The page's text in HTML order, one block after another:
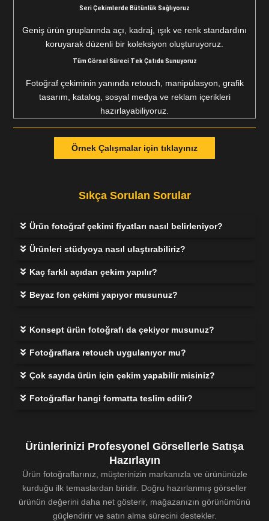
Seri Çekimlerde Bütünlük Sağlıyoruz
Geniş ürün gruplarında açı, kadraj, ışık ve renk standardını
koruyarak düzenli bir koleksiyon oluşturuyoruz.
Tüm Görsel Süreci Tek Çatıda Sunuyoruz
Fotoğraf çekiminin yanında retouch, manipülasyon, grafik
tasarım, katalog, sosyal medya ve reklam içerikleri
hazırlayabiliyoruz.
Örnek Çalışmalar için tıklayınız
Sıkça Sorulan Sorular
Ürün fotoğraf çekimi fiyatları nasıl belirleniyor?
Ürünleri stüdyoya nasıl ulaştırabiliriz?
Kaç farklı açıdan çekim yapılır?
Beyaz fon çekimi yapıyor musunuz?
Konsept ürün fotoğrafı da çekiyor musunuz?
Fotoğraflara retouch uygulanıyor mu?
Çok sayıda ürün için çekim yapabilir misiniz?
Fotoğraflar hangi formatta teslim edilir?
Ürünlerinizi Profesyonel Görsellerle Satışa
Hazırlayın
Ürün fotoğraflarınız, müşterinizin markanızla ve ürününüzle
kurduğu ilk temaslardan biridir. Doğru hazırlanmış görseller
ürünün değerini daha net gösterir, mağazanızın görünümünü
güçlendirir ve satın alma sürecini destekler.